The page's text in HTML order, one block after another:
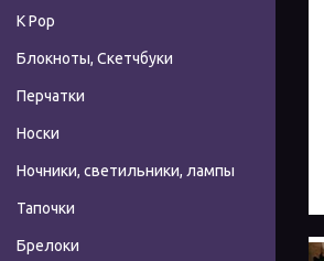
К Pop
Блокноты, Скетчбуки
Перчатки
Носки
Ночники, светильники, лампы
Тапочки
Брелоки